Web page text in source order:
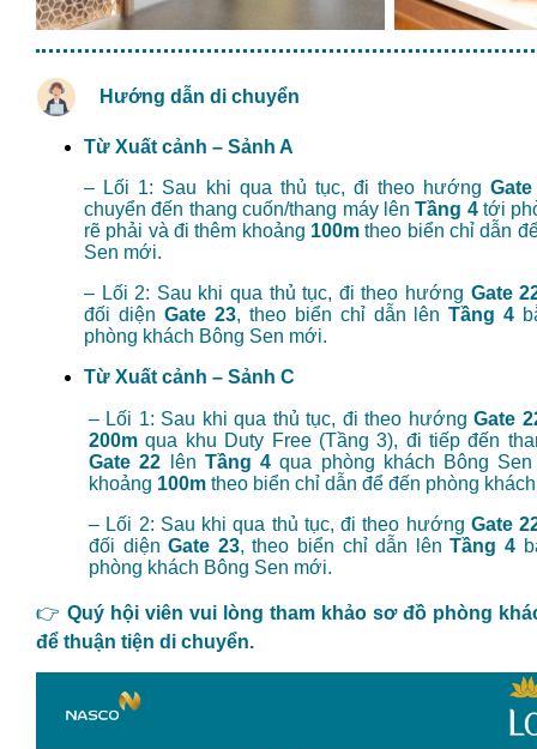
Hướng dẫn di chuyển
Từ Xuất cảnh – Sảnh A
– Lối 1: Sau khi qua thủ tục, đi theo hướng
chuyển đến thang cuốn/thang máy lênTầng 4tới
rẽ phải và đi thêm khoảng 100m theo biển chỉ dẫn
Sen mới.
– Lối 2: Sau khi qua thủ tục, đi theo hướng Gate
đối diện Gate 23, theo biển chỉ dẫn lênTầng 4
phòng khách Bông Sen mới.
Từ Xuất cảnh – Sảnh C
– Lối 1: Sau khi qua thủ tục, đi theo hướngGate
200m qua khu Duty Free (Tầng 3), đi tiếp đến
Gate 22 lên Tầng 4 qua phòng khách Bông
khoảng 100m theo biển chỉ dẫn để đến phòng
– Lối 2: Sau khi qua thủ tục, đi theo hướng Gate
đối diệnGate 23, theo biển chỉ dẫn lênTầng 4
phòng khách Bông Sen mới.
👉 Quý hội viên vui lòng tham khảo sơ đồ phòng
để thuận tiện di chuyển.